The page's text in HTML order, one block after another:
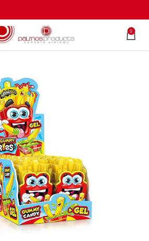
0